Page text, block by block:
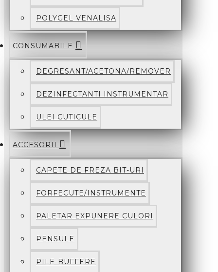
POLYGEL VENALISA
CONSUMABILE
DEGRESANT/ACETONA/REMOVER
DEZINFECTANTI INSTRUMENTAR
ULEI CUTICULE
ACCESORII
CAPETE DE FREZA BIT-URI
FORFECUTE/INSTRUMENTE
PALETAR EXPUNERE CULORI
PENSULE
PILE-BUFFERE